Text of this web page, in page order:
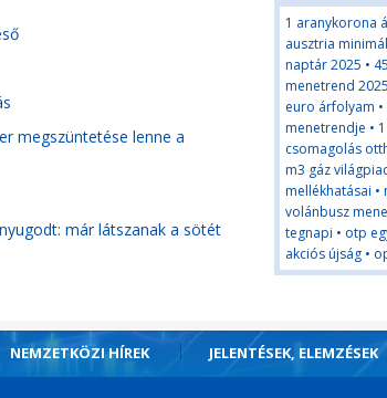
megszüntetése lenne a
már látszanak a sötét
1 aranykorona
ausztria
naptár 2025 •
menetrend 2025
euro árfolyam •
menetrendje •
csomagolás
m3 gáz
mellékhatásai •
volánbusz
tegnapi • otp
akciós újság •
NEMZETKÖZI HÍREK JELENTÉSEK, ELEMZÉSEK